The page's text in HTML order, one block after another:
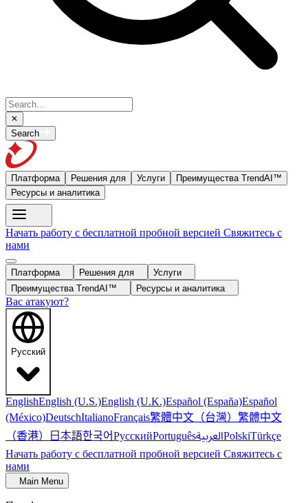
Search
Платформа Решения для Услуги
Преимущества TrendAI™
Ресурсы и аналитика
Начать работу с бесплатной пробной версией Свяжитесь с
нами
Платформа Решения для
Услуги
Преимущества TrendAI™
Ресурсы и аналитика
Вас атакуют?
Русский
EnglishEnglish (U.S.)English (U.K.)Español (España)Español
(México)DeutschItalianoFrançais繁體中文（台灣） 繁體中文
（香港） 日本語한국어РусскийPortuguêsالعربيةPolskiTürkçe
Начать работу с бесплатной пробной версией Свяжитесь с
нами
Main Menu